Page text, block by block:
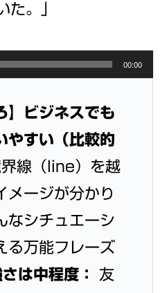
た。」
00:00
】ビジネスでも
やすい（比較的
線（line）を越
メージが分かり
なシチュエーシ
る万能フレーズ
は中程度：
友